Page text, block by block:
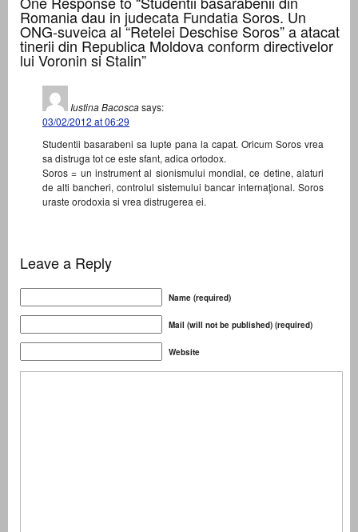
Romania dau in judecata Fundatia Soros. Un
ONG-suveica al “Retelei Deschise Soros” a atacat
tinerii din Republica Moldova conform directivelor
lui Voronin si Stalin”
Iustina Bacoscasays:
03/02/2012 at 06:29
Studentii basarabeni sa lupte pana la capat. Oricum Soros vrea
sa distruga tot ce este sfant, adica ortodox.
Soros = un instrument al sionismului mondial, ce detine, alaturi
de alti bancheri, controlul sistemului bancar internaţional. Soros
uraste orodoxia si vrea distrugerea ei.
Leave a Reply
Name (required)
Mail (will not be published) (required)
Website